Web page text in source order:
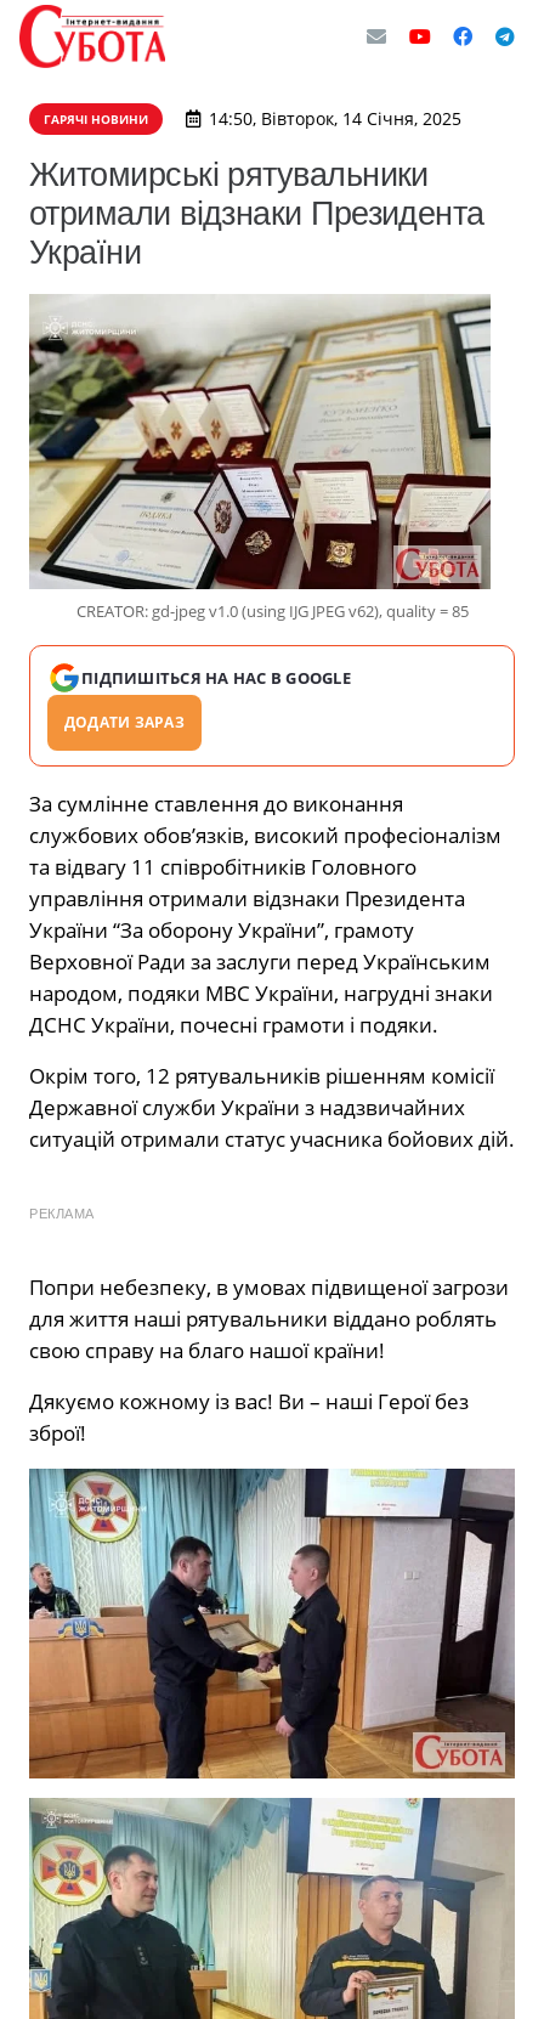
ГАРЯЧІ НОВИНИ 14:50, Вівторок, 14 Січня, 2025
Житомирські рятувальники
отримали відзнаки Президента
України
CREATOR: gd-jpeg v1.0 (using IJG JPEG v62), quality = 85
ПІДПИШІТЬСЯ НА НАС В GOOGLE
ДОДАТИ ЗАРАЗ
За сумлінне ставлення до виконання
службових обов’язків, високий професіоналізм
та відвагу 11 співробітників Головного
управління отримали відзнаки Президента
України “За оборону України”, грамоту
Верховної Ради за заслуги перед Українським
народом, подяки МВС України, нагрудні знаки
ДСНС України, почесні грамоти і подяки.
Окрім того, 12 рятувальників рішенням комісії
Державної служби України з надзвичайних
ситуацій отримали статус учасника бойових дій.
РЕКЛАМА
Попри небезпеку, в умовах підвищеної загрози
для життя наші рятувальники віддано роблять
свою справу на благо нашої країни!
Дякуємо кожному із вас! Ви – наші Герої без
зброї!